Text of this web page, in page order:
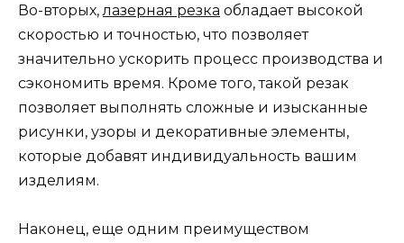
Во-вторых,лазерная резка обладает высокой
скоростью и точностью, что позволяет
значительно ускорить процесс производства и
сэкономить время. Кроме того, такой резак
позволяет выполнять сложные и изысканные
рисунки, узоры и декоративные элементы,
которые добавят индивидуальность вашим
изделиям.
Наконец, еще одним преимуществом